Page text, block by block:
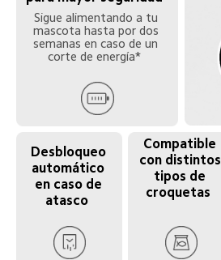
Sigue alimentando a tu
mascota hasta por dos
semanas en caso de un
corte de energía*
Desbloqueo
automático
en caso de
atasco
Compatible
con distintos
tipos de
croquetas